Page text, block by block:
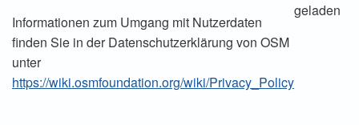
Informationen zum Umgang mit Nutzerdaten
finden Sie in der Datenschutzerklärung von OSM
unter
https://wiki.osmfoundation.org/wiki/Privacy_Policy
geladen